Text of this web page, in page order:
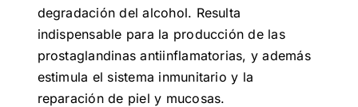
degradación del alcohol. Resulta
indispensable para la producción de las
prostaglandinas antiinflamatorias, y además
estimula el sistema inmunitario y la
reparación de piel y mucosas.